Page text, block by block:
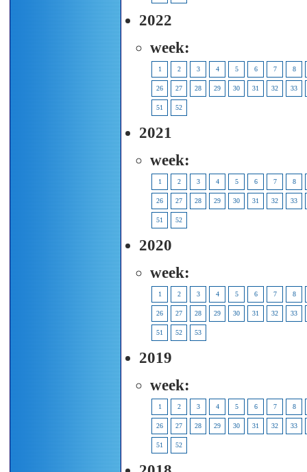
2022
week:
1 2 3 4 5 6 7 8
26 27 28 29 30 31 32 33
51 52
2021
week:
1 2 3 4 5 6 7 8
26 27 28 29 30 31 32 33
51 52
2020
week:
1 2 3 4 5 6 7 8
26 27 28 29 30 31 32 33
51 52 53
2019
week:
1 2 3 4 5 6 7 8
26 27 28 29 30 31 32 33
51 52